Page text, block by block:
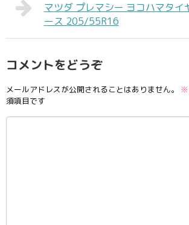
マツダ プレマシー ヨコハマタイ
ース 205/55R16
コメントをどうぞ
メールアドレスが公開されることはありません。 ※
須項目です